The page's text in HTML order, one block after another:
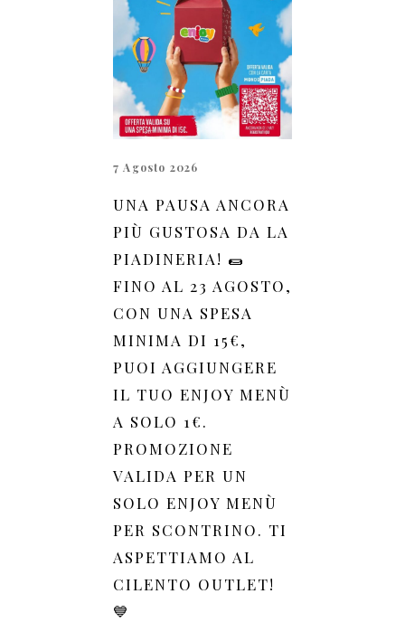
7 Agosto 2026
UNA PAUSA ANCORA
PIÙ GUSTOSA DA LA
PIADINERIA! 🌯
FINO AL 23 AGOSTO,
CON UNA SPESA
MINIMA DI 15€,
PUOI AGGIUNGERE
IL TUO ENJOY MENÙ
A SOLO 1€.
PROMOZIONE
VALIDA PER UN
SOLO ENJOY MENÙ
PER SCONTRINO. TI
ASPETTIAMO AL
CILENTO OUTLET!
💙